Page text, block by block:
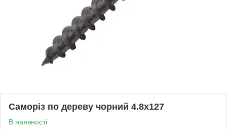
Саморіз по дереву чорний 4.8х127
В наявності